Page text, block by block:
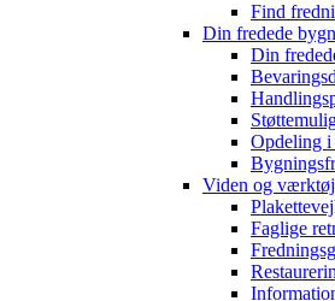
Find
Din fredede
Din
Opdeling i
Viden og
Faglige